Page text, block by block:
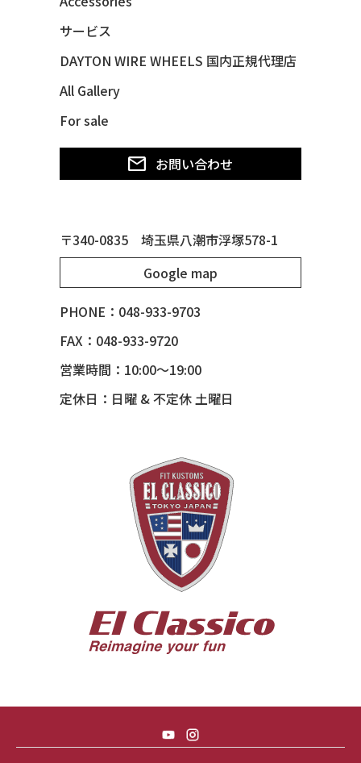
49 MERCURY *MERC9*
50 CHEVY STYLE-LINE*BUBBLES
50 CHEVY SUBURBAN
51 MERCURY *ART MORRISON
53 CHEVY BEL-AIR
55 BUICK ROADMASTER
55 CHEVY HANDYMAN WAGON
56 BUICK SPECIAL * 565 *
56 CHEVY BEL-AIR * KOMO *
56 CHEVY BEL-AIR *SPARKLE 56
57 CHEVY BEL-AIR CONVERTIBLE
57 CHEVY NOMAD *ACID 57*
59 CADILLAC COUPE DEVILLE
サービス
DAYTON WIRE WHEELS 国内正規代理店
All Gallery
For sale
お問い合わせ
〒340-0835 埼玉県八潮市浮塚578-1
Google map
PHONE：048-933-9703
FAX：048-933-9720
営業時間：10:00～19:00
定休日：日曜 & 不定休 土曜日